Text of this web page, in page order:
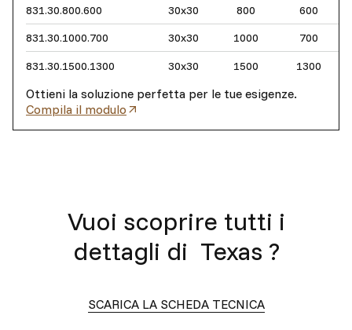
831.30.800.600
30x30 800
600
831.30.1000.700
30x30 1000
700
831.30.1500.1300
30x30 1500 1300
Ottieni la soluzione perfetta per le tue esigenze.
Compila il modulo
Vuoi scoprire tutti i
dettagli di Texas ?
SCARICA LA SCHEDA TECNICA